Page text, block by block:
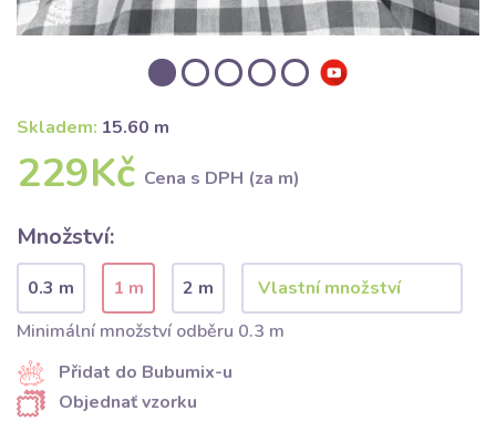
Skladem: 15.60 m
229Kč Cena s DPH (za m)
Množství:
0.3 m 1 m
2 m
Minimální množství odběru 0.3 m
Přidat do Bubumix-u
Objednať vzorku